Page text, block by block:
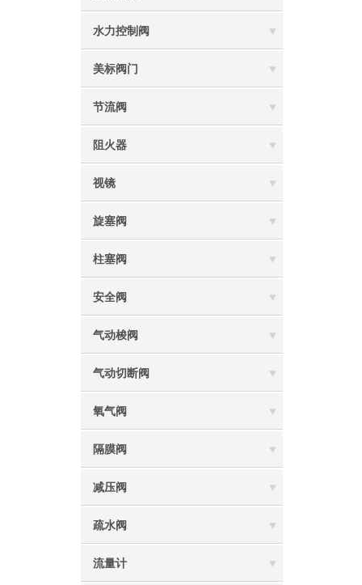
水力控制阀
美标阀门
节流阀
阻火器
视镜
旋塞阀
柱塞阀
安全阀
气动梭阀
气动切断阀
氧气阀
隔膜阀
减压阀
疏水阀
流量计